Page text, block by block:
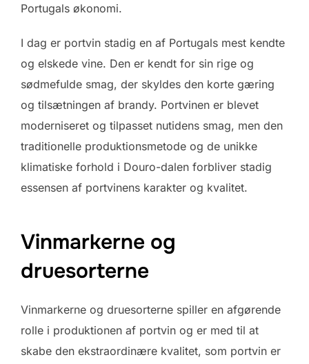
Portugals økonomi.
I dag er portvin stadig en af ​​Portugals mest kendte
og elskede vine. Den er kendt for sin rige og
sødmefulde smag, der skyldes den korte gæring
og tilsætningen af brandy. Portvinen er blevet
moderniseret og tilpasset nutidens smag, men den
traditionelle produktionsmetode og de unikke
klimatiske forhold i Douro-dalen forbliver stadig
essensen af portvinens karakter og kvalitet.
Vinmarkerne og
druesorterne
Vinmarkerne og druesorterne spiller en afgørende
rolle i produktionen af portvin og er med til at
skabe den ekstraordinære kvalitet, som portvin er